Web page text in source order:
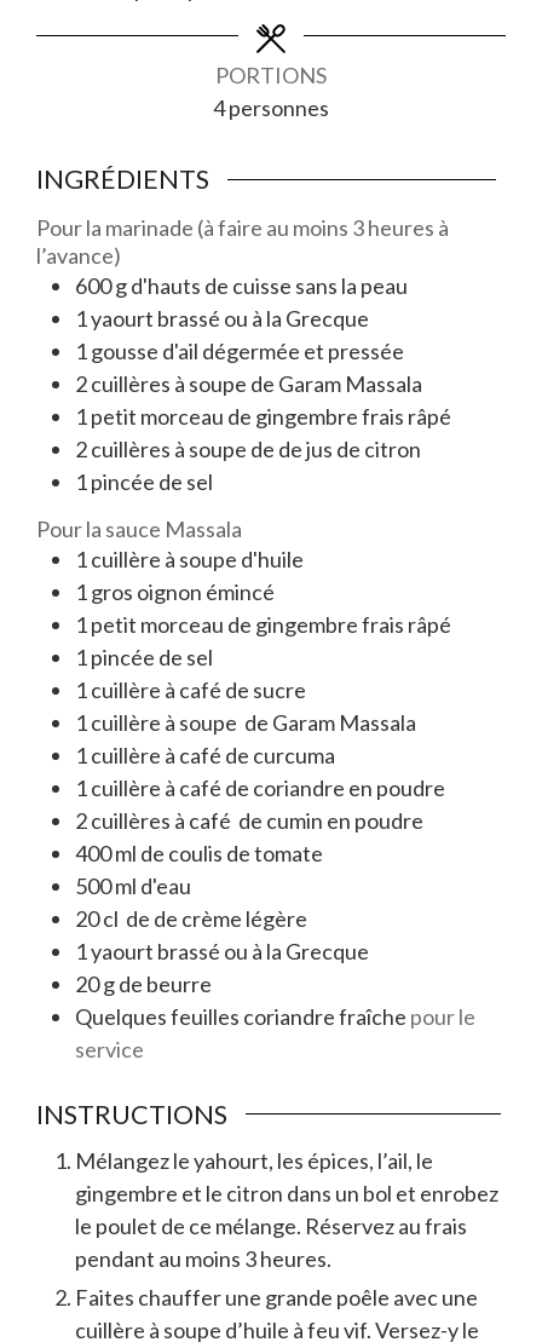
PORTIONS
4personnes
INGRÉDIENTS
Pour la marinade (à faire au moins 3 heures à
l’avance)
600gd'hauts de cuisse sans la peau
1yaourt brassé ou à la Grecque
1gousse d'ail dégermée et pressée
2cuillères à soupe de Garam Massala
1petit morceau de gingembre frais râpé
2cuillères à soupe de de jus de citron
1pincée de sel
Pour la sauce Massala
1cuillère à soupe d'huile
1gros oignon émincé
1petit morceau de gingembre frais râpé
1pincée de sel
1cuillère à café de sucre
1cuillère à soupe de Garam Massala
1cuillère à café de curcuma
1cuillère à café de coriandre en poudre
2cuillères à café de cumin en poudre
400ml de coulis de tomate
500ml d'eau
20cl de de crème légère
1yaourt brassé ou à la Grecque
20gde beurre
Quelquesfeuilles coriandre fraîche pour le
service
INSTRUCTIONS
Mélangez le yahourt, les épices, l’ail, le
gingembre et le citron dans un bol et enrobez
le poulet de ce mélange. Réservez au frais
pendant au moins 3 heures.
Faites chauffer une grande poêle avec une
cuillère à soupe d’huile à feu vif. Versez-y le